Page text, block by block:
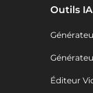
Outils IA
Éditeur